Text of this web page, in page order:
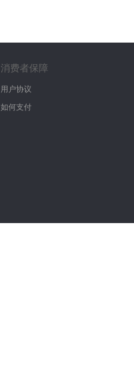
消费者保障
用户协议
如何支付